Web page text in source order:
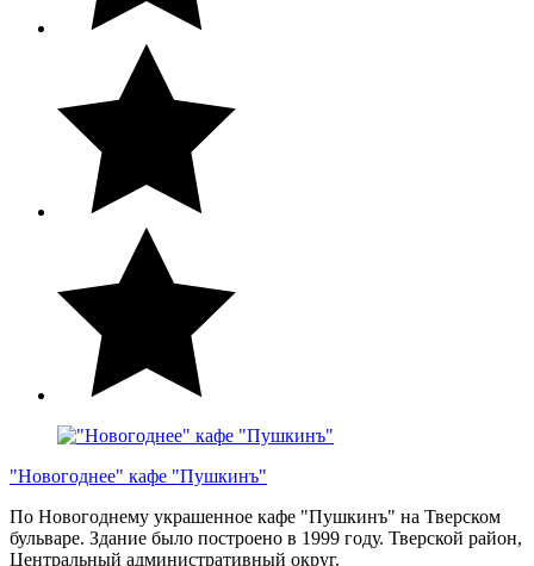
"Новогоднее" кафе "Пушкинъ"
По Новогоднему украшенное кафе "Пушкинъ" на Тверском
бульваре. Здание было построено в 1999 году. Тверской район,
Центральный административный округ.